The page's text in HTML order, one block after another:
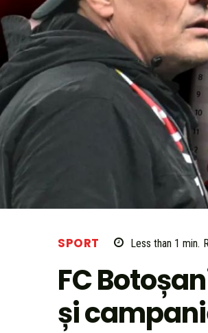
SPORT Less than 1 min.
FC
și